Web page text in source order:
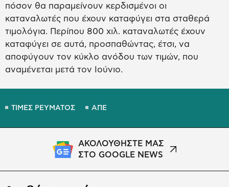
πόσον θα παραμείνουν κερδισμένοι οι
καταναλωτές που έχουν καταφύγει στα σταθερά
τιμολόγια. Περίπου 800 χιλ. καταναλωτές έχουν
καταφύγει σε αυτά, προσπαθώντας, έτσι, να
αποφύγουν τον κύκλο ανόδου των τιμών, που
αναμένεται μετά τον Ιούνιο.
ΤΙΜΕΣ ΡΕΥΜΑΤΟΣ ΑΠΕ
ΑΚΟΛΟΥΘΗΣΤΕ ΜΑΣ
ΣΤΟ GOOGLE NEWS